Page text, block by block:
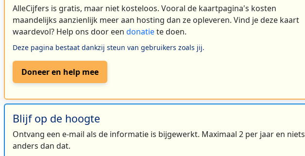
AlleCijfers is gratis, maar niet kosteloos. Vooral de kaartpagina's kosten
maandelijks aanzienlijk meer aan hosting dan ze opleveren. Vind je deze kaart
waardevol? Help ons door een donatiete doen.
Deze pagina bestaat dankzij steun van gebruikers zoals jij.
Doneer en help mee
Blijf op de hoogte
Ontvang een e-mail als de informatie is bijgewerkt. Maximaal 2 per jaar en niets
anders dan dat.